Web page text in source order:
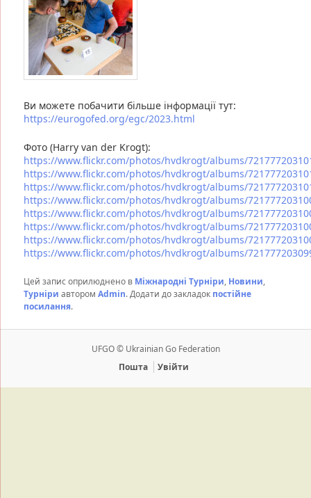
Ви можете побачити більше інформації тут:
https://eurogofed.org/egc/2023.html
Фото (Harry van der Krogt):
https://www.flickr.com/photos/hvdkrogt/albums/
https://www.flickr.com/photos/hvdkrogt/albums/
https://www.flickr.com/photos/hvdkrogt/albums/
https://www.flickr.com/photos/hvdkrogt/albums/
https://www.flickr.com/photos/hvdkrogt/albums/
https://www.flickr.com/photos/hvdkrogt/albums/
https://www.flickr.com/photos/hvdkrogt/albums/
https://www.flickr.com/photos/hvdkrogt/albums/
Цей запис оприлюднено в Міжнародні Турніри, Новини,
Турніри авторомAdmin. Додати до закладок постійне
посилання.
UFGO © Ukrainian Go Federation
Пошта
Увійти